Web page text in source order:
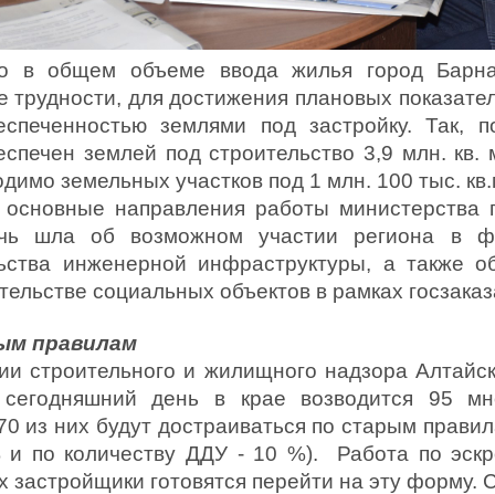
в общем объеме ввода жилья город
трудности, для достижения плановых
землями под застройку. Так,
землей под строительство 3,9 млн.
земельных участков под 1 млн. 100 тыс.
направления работы министерства
шла об возможном участии региона в
инженерной инфраструктуры, а также
социальных объектов в рамках
правилам
строительного и жилищного надзора
день в крае возводится 95
из них будут достраиваться по старым
и по количеству ДДУ - 10 %). Работа по
готовятся перейти на эту форму.